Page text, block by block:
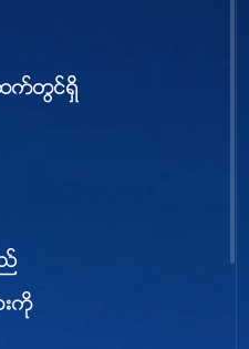
တြင္ရွိ
ကို